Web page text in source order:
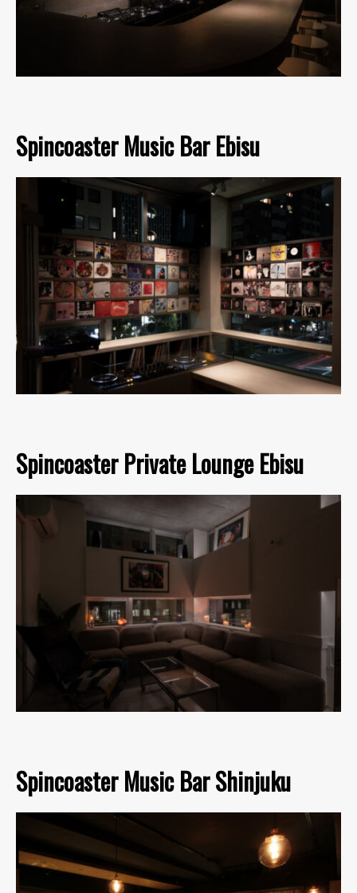
Spincoaster Music Bar Ebisu
Spincoaster Private Lounge Ebisu
Spincoaster Music Bar Shinjuku